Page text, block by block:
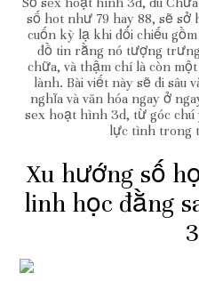
số hot như 79 hay 88, sẽ sở
cuốn kỳ lạ khi đối chiếu
đồ tin rằng nó tượng
chữa, và thậm chí là còn
lành. Bài viết này sẽ đi sâu
nghĩa và văn hóa ngay ở
sex hoạt hình 3d, từ góc
lực tình trong
Xu hướng số
linh học đằng